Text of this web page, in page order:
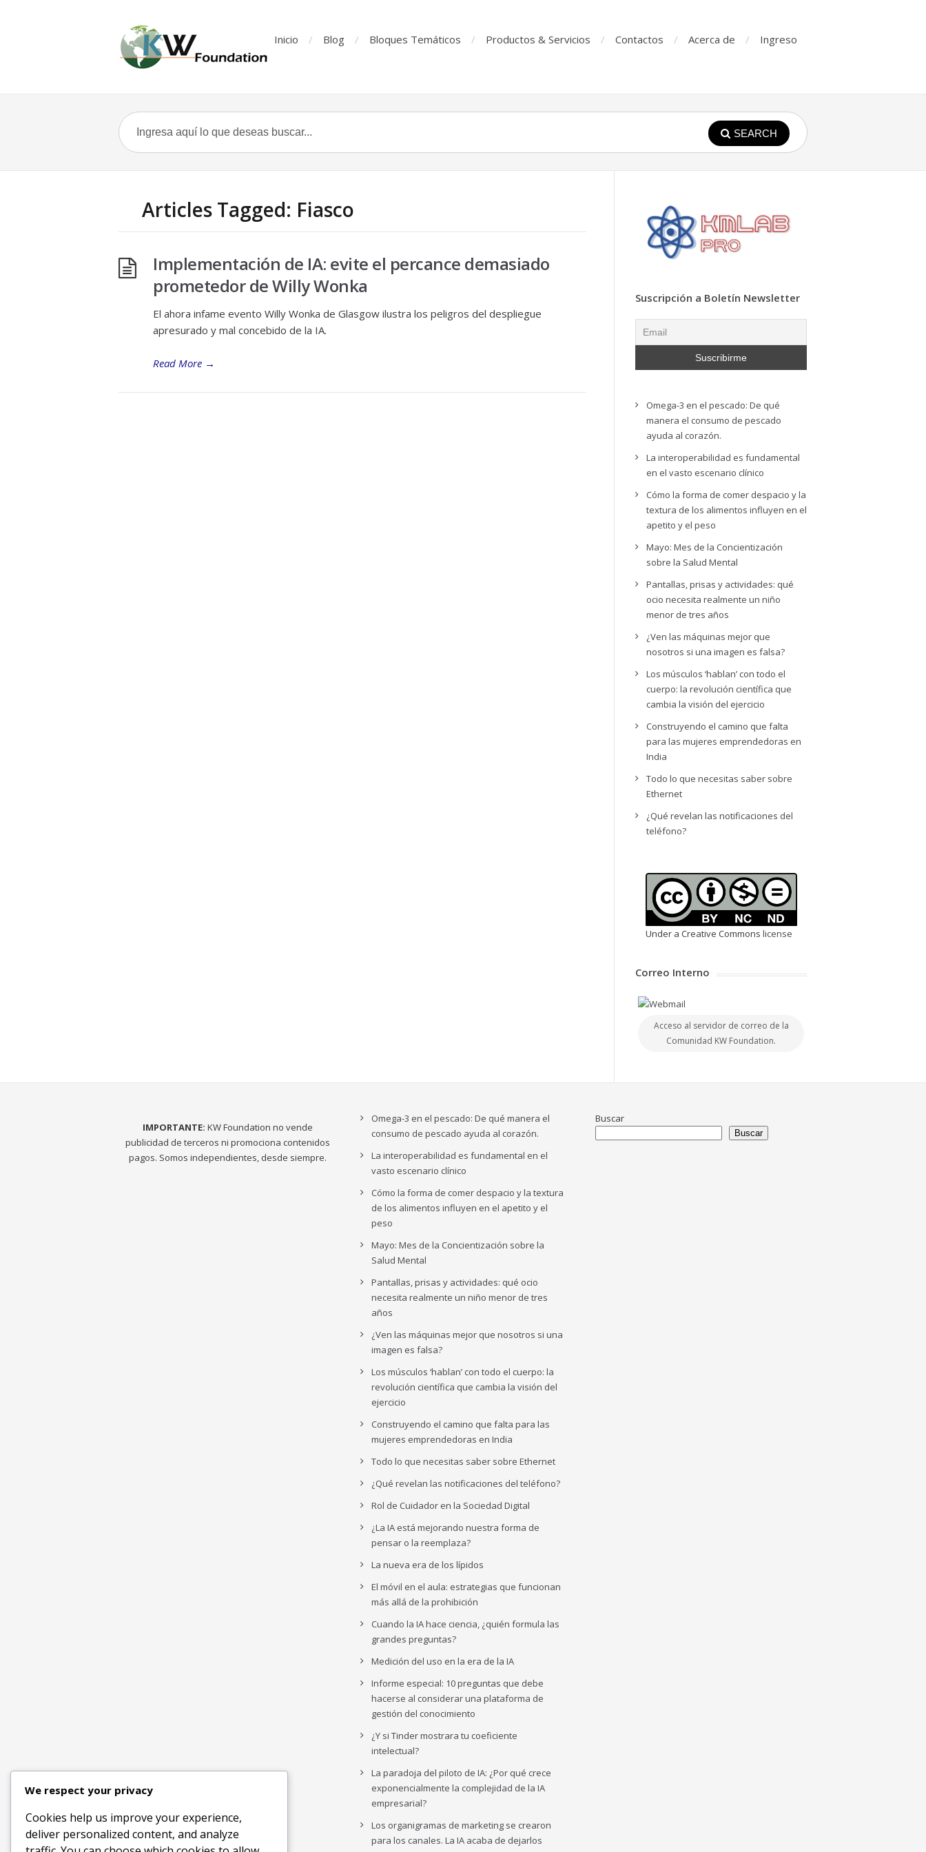
Inicio Blog Bloques Temáticos Productos & Servicios Contactos Acerca de Ingreso
SEARCH
Articles Tagged: Fiasco
Implementación de IA: evite el percance demasiado
prometedor de Willy Wonka
El ahora infame evento Willy Wonka de Glasgow ilustra los peligros del despliegue
apresurado y mal concebido de la IA.
Read More →
Suscripción a Boletín Newsletter
Omega-3 en el pescado: De qué
manera el consumo de pescado
ayuda al corazón.
La interoperabilidad es fundamental
en el vasto escenario clínico
Cómo la forma de comer despacio y la
textura de los alimentos influyen en el
apetito y el peso
Mayo: Mes de la Concientización
sobre la Salud Mental
Pantallas, prisas y actividades: qué
ocio necesita realmente un niño
menor de tres años
¿Ven las máquinas mejor que
nosotros si una imagen es falsa?
Los músculos ‘hablan’ con todo el
cuerpo: la revolución científica que
cambia la visión del ejercicio
Construyendo el camino que falta
para las mujeres emprendedoras en
India
Todo lo que necesitas saber sobre
Ethernet
¿Qué revelan las notificaciones del
teléfono?
Under a Creative Commons license
Correo Interno
Acceso al servidor de correo de la
Comunidad KW Foundation.
IMPORTANTE: KW Foundation no vende
publicidad de terceros ni promociona contenidos
pagos. Somos independientes, desde siempre.
Omega-3 en el pescado: De qué manera el
consumo de pescado ayuda al corazón.
La interoperabilidad es fundamental en el
vasto escenario clínico
Cómo la forma de comer despacio y la textura
de los alimentos influyen en el apetito y el
peso
Mayo: Mes de la Concientización sobre la
Salud Mental
Pantallas, prisas y actividades: qué ocio
necesita realmente un niño menor de tres
años
¿Ven las máquinas mejor que nosotros si una
imagen es falsa?
Los músculos ‘hablan’ con todo el cuerpo: la
revolución científica que cambia la visión del
ejercicio
Construyendo el camino que falta para las
mujeres emprendedoras en India
Todo lo que necesitas saber sobre Ethernet
¿Qué revelan las notificaciones del teléfono?
Rol de Cuidador en la Sociedad Digital
¿La IA está mejorando nuestra forma de
pensar o la reemplaza?
La nueva era de los lípidos
El móvil en el aula: estrategias que funcionan
más allá de la prohibición
Cuando la IA hace ciencia, ¿quién formula las
grandes preguntas?
Medición del uso en la era de la IA
Informe especial: 10 preguntas que debe
hacerse al considerar una plataforma de
gestión del conocimiento
¿Y si Tinder mostrara tu coeficiente
intelectual?
La paradoja del piloto de IA: ¿Por qué crece
exponencialmente la complejidad de la IA
empresarial?
Los organigramas de marketing se crearon
para los canales. La IA acaba de dejarlos
Buscar
Buscar
We respect your privacy
Cookies help us improve your experience,
deliver personalized content, and analyze